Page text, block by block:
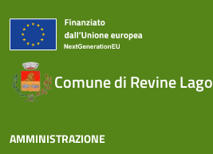
Comune di Revine Lago
AMMINISTRAZIONE